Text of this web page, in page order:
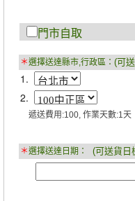
門市自取
＊選擇送達縣市,行政區： (可
1.
2.
遞送費用:100, 作業天數:1天
＊選擇送達日期： (可送貨日